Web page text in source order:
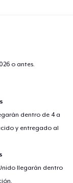
o antes.
dentro de 4 a
y entregado al
llegarán dentro